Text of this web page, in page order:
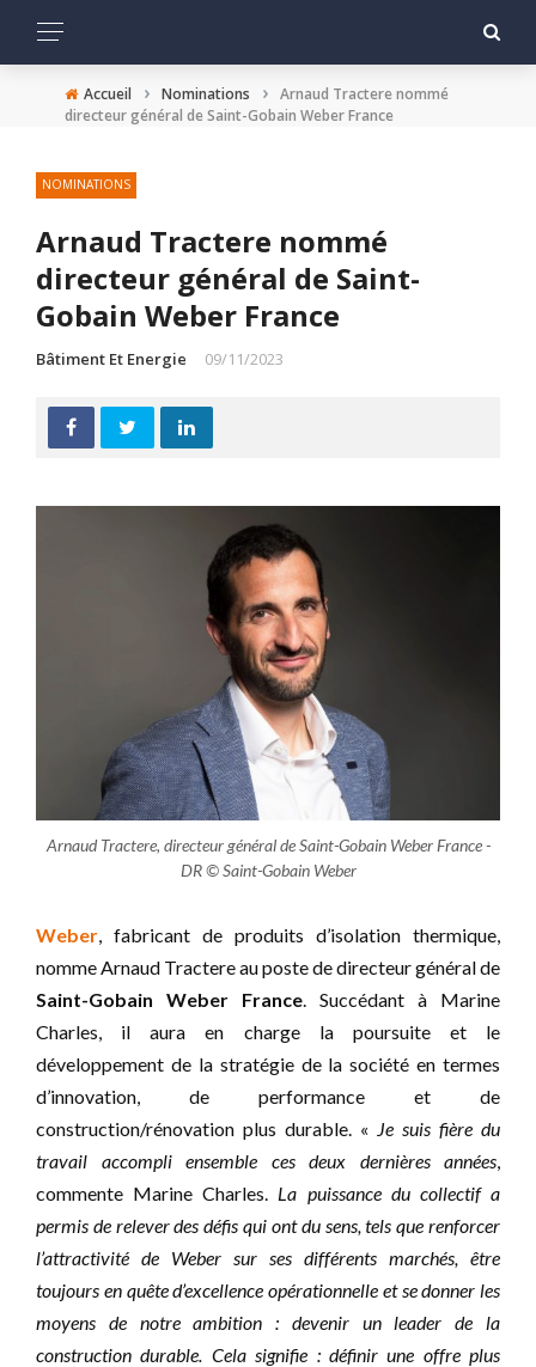
Accueil › Nominations › Arnaud Tractere nommé
directeur général de Saint-Gobain Weber France
NOMINATIONS
Arnaud Tractere nommé
directeur général de Saint-
Gobain Weber France
Bâtiment Et Energie 09/11/2023
Arnaud Tractere, directeur général de Saint-Gobain Weber France -
DR © Saint-Gobain Weber
Weber, fabricant de produits d’isolation thermique,
nomme Arnaud Tractere au poste de directeur général de
Saint-Gobain Weber France. Succédant à Marine
Charles, il aura en charge la poursuite et le
développement de la stratégie de la société en termes
d’innovation, de performance et de
construction/rénovation plus durable. « Je suis fière du
travail accompli ensemble ces deux dernières années,
commente Marine Charles. La puissance du collectif a
permis de relever des défis qui ont du sens, tels que renforcer
l’attractivité de Weber sur ses différents marchés, être
toujours en quête d’excellence opérationnelle et se donner les
moyens de notre ambition : devenir un leader de la
construction durable. Cela signifie : définir une offre plus